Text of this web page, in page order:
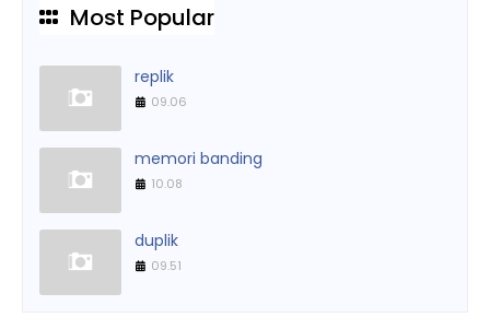
Most Popular
replik
09.06
memori banding
10.08
duplik
09.51